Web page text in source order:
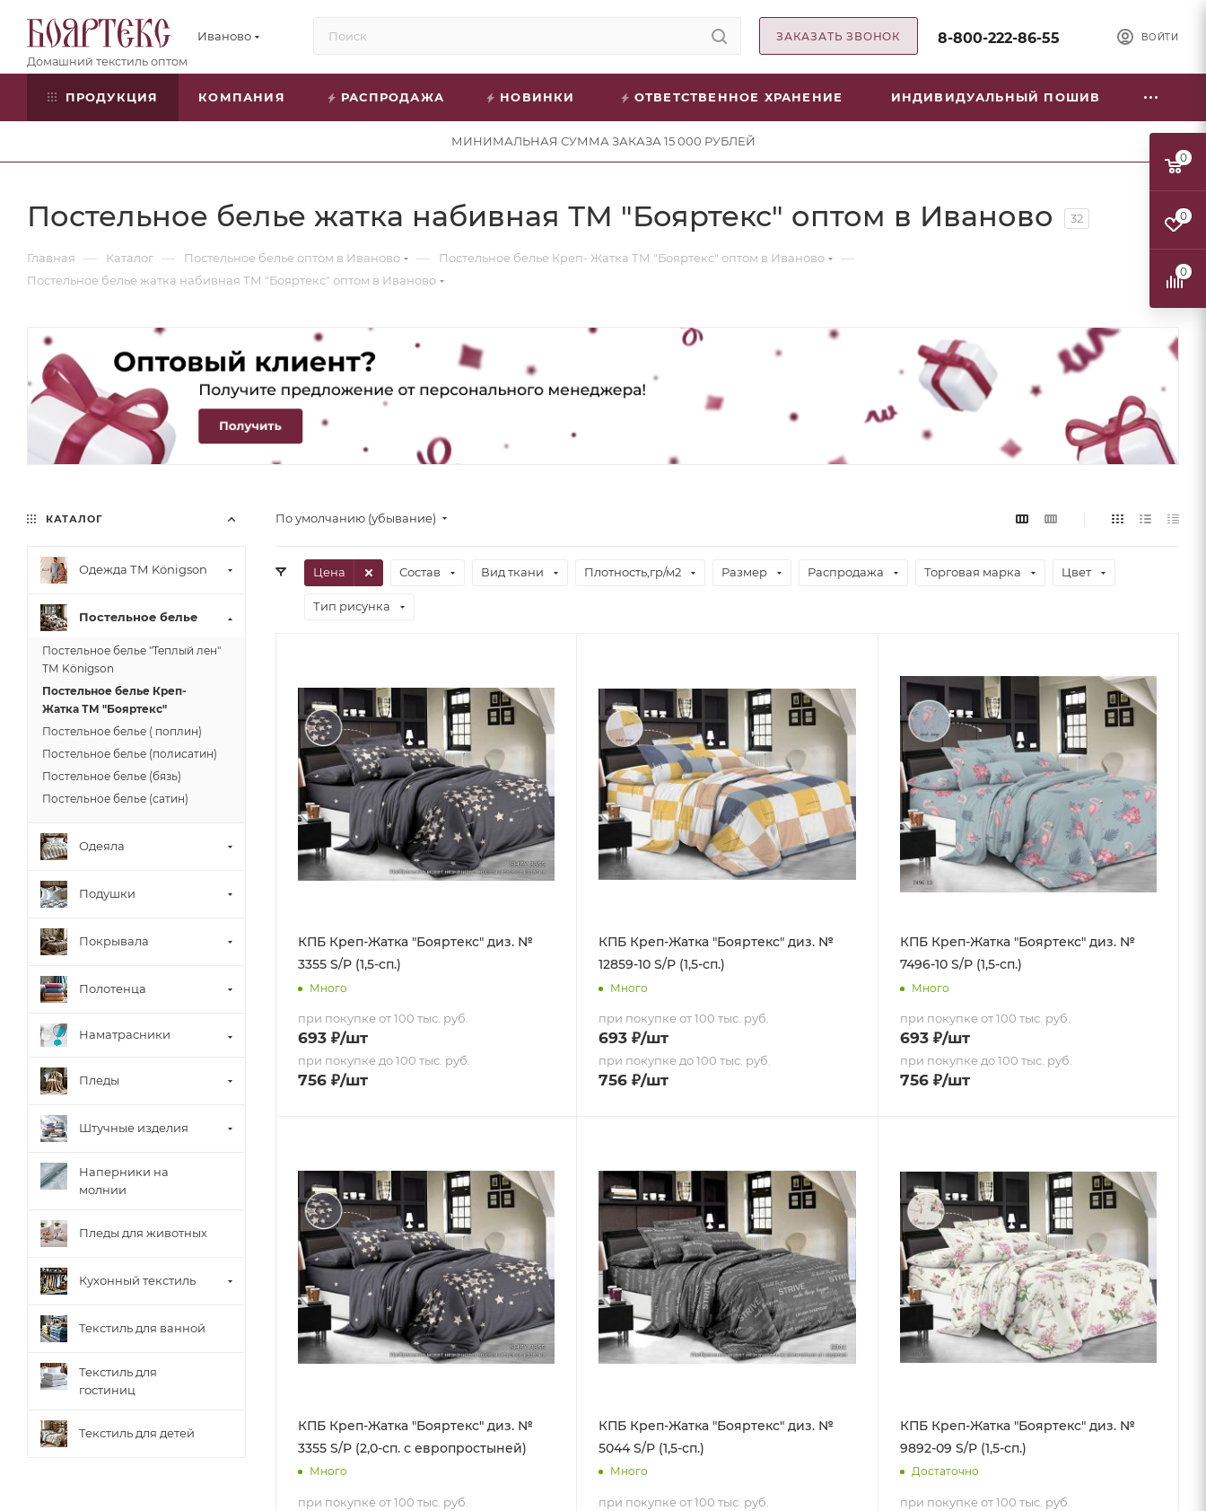
Иваново ЗАКАЗАТЬ ЗВОНОК ВОЙТИ
8-800-222-86-55
ПРОДУКЦИЯ КОМПАНИЯ РАСПРОДАЖА НОВИНКИ ОТВЕТСТВЕННОЕ ХРАНЕНИЕ ИНДИВИДУАЛЬНЫЙ ПОШИВ
МИНИМАЛЬНАЯ СУММА ЗАКАЗА 15 000 РУБЛЕЙ
Постельное белье жатка набивная ТМ "Бояртекс" оптом в Иваново 32
Главная — Каталог — Постельное белье оптом в Иваново — Постельное белье Креп- Жатка ТМ "Бояртекс" оптом в Иваново —
Постельное белье жатка набивная ТМ "Бояртекс" оптом в Иваново
По умолчанию (убывание)
Цена Состав Вид ткани Плотность,гр/м2 Размер Распродажа Торговая марка Цвет
Тип рисунка
КПБ Креп-Жатка "Бояртекс" диз. №
3355 S/P (1,5-сп.)
Много
при покупке от 100 тыс. руб.
693 ₽/шт
при покупке до 100 тыс. руб.
756 ₽/шт
КПБ Креп-Жатка "Бояртекс" диз. №
12859-10 S/P (1,5-сп.)
Много
при покупке от 100 тыс. руб.
693 ₽/шт
при покупке до 100 тыс. руб.
756 ₽/шт
КПБ Креп-Жатка "Бояртекс" диз. №
7496-10 S/P (1,5-сп.)
Много
при покупке от 100 тыс. руб.
693₽/шт
при покупке до 100 тыс. руб.
756₽/шт
КПБ Креп-Жатка "Бояртекс" диз. №
3355 S/P (2,0-сп. с европростыней)
Много
при покупке от 100 тыс. руб.
КПБ Креп-Жатка "Бояртекс" диз. №
5044 S/P (1,5-сп.)
Много
при покупке от 100 тыс. руб.
КПБ Креп-Жатка "Бояртекс" диз. №
9892-09 S/P (1,5-сп.)
Достаточно
при покупке от 100 тыс. руб.
КАТАЛОГ
Одежда ТМ Königson
Постельное белье
Постельное белье "Теплый лен"
ТМ Königson
Постельное белье Креп-
Жатка ТМ "Бояртекс"
Постельное белье ( поплин)
Постельное белье (полисатин)
Постельное белье (бязь)
Постельное белье (сатин)
Одеяла
Подушки
Покрывала
Полотенца
Наматрасники
Пледы
Штучные изделия
Наперники на
молнии
Пледы для животных
Кухонный текстиль
Текстиль для ванной
Текстиль для
гостиниц
Текстиль для детей
0
0
0